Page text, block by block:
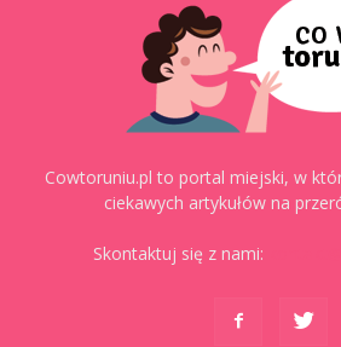
Cowtoruniu.pl to portal miejski, w
ciekawych artykułów na
Skontaktuj się z nami: